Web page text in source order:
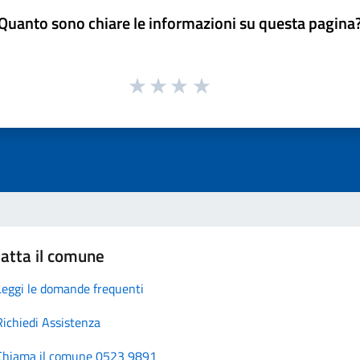
sono chiare le informazioni su questa
il comune
le domande frequenti
Assistenza
il comune 0523 9891